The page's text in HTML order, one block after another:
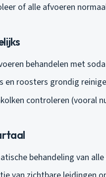
of alle afvoeren
behandelen met
en roosters grondig
controleren (vooral
behandeling van